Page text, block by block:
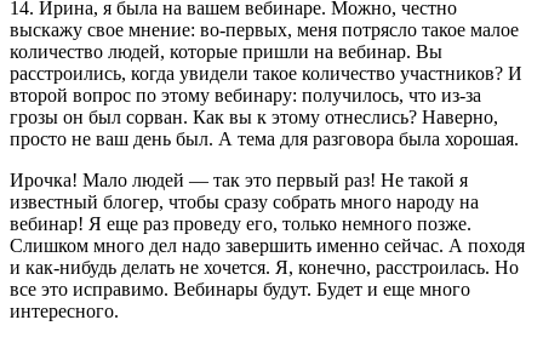
14. Ирина, я была на вашем вебинаре. Можно, честно
выскажу свое мнение: во-первых, меня потрясло такое малое
количество людей, которые пришли на вебинар. Вы
расстроились, когда увидели такое количество участников? И
второй вопрос по этому вебинару: получилось, что из-за
грозы он был сорван. Как вы к этому отнеслись? Наверно,
просто не ваш день был. А тема для разговора была хорошая.
Ирочка! Мало людей — так это первый раз! Не такой я
известный блогер, чтобы сразу собрать много народу на
вебинар! Я еще раз проведу его, только немного позже.
Слишком много дел надо завершить именно сейчас. А походя
и как-нибудь делать не хочется. Я, конечно, расстроилась. Но
все это исправимо. Вебинары будут. Будет и еще много
интересного.